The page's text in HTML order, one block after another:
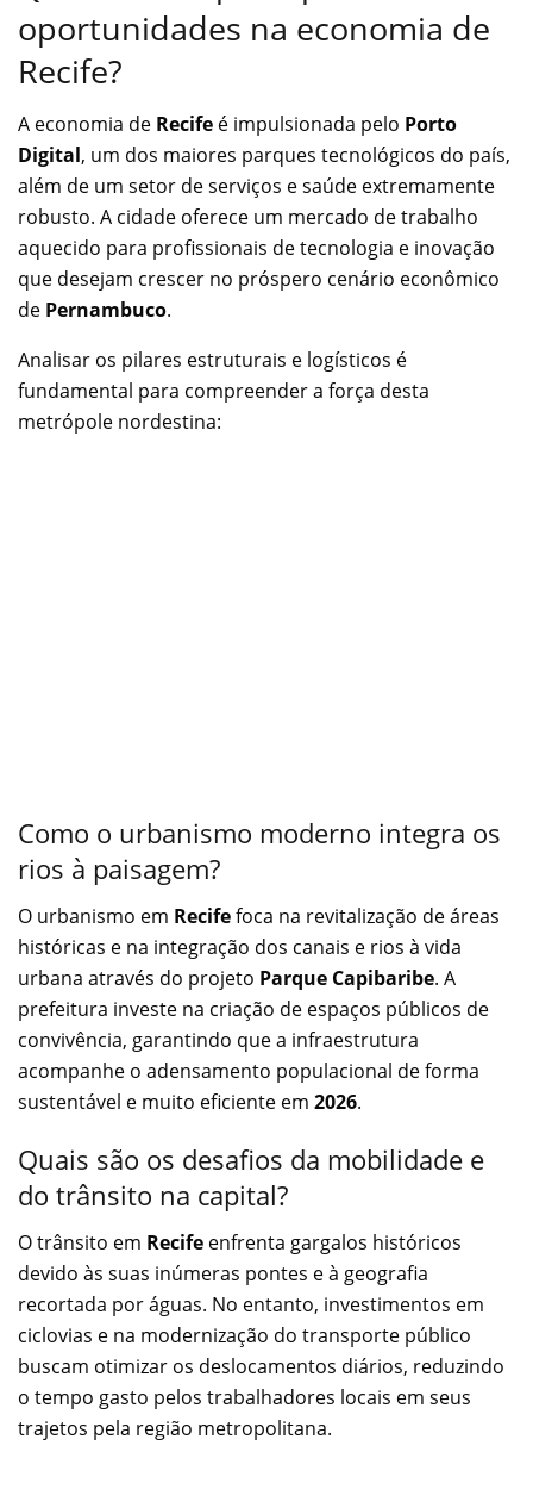
oportunidades na economia de
Recife?
A economia de Recife é impulsionada pelo Porto
Digital, um dos maiores parques tecnológicos do país,
além de um setor de serviços e saúde extremamente
robusto. A cidade oferece um mercado de trabalho
aquecido para profissionais de tecnologia e inovação
que desejam crescer no próspero cenário econômico
de Pernambuco.
Analisar os pilares estruturais e logísticos é
fundamental para compreender a força desta
metrópole nordestina:
Como o urbanismo moderno integra os
rios à paisagem?
O urbanismo em Recifefoca na revitalização de áreas
históricas e na integração dos canais e rios à vida
urbana através do projeto Parque Capibaribe. A
prefeitura investe na criação de espaços públicos de
convivência, garantindo que a infraestrutura
acompanhe o adensamento populacional de forma
sustentável e muito eficiente em 2026.
Quais são os desafios da mobilidade e
do trânsito na capital?
O trânsito em Recife enfrenta gargalos históricos
devido às suas inúmeras pontes e à geografia
recortada por águas. No entanto, investimentos em
ciclovias e na modernização do transporte público
buscam otimizar os deslocamentos diários, reduzindo
o tempo gasto pelos trabalhadores locais em seus
trajetos pela região metropolitana.